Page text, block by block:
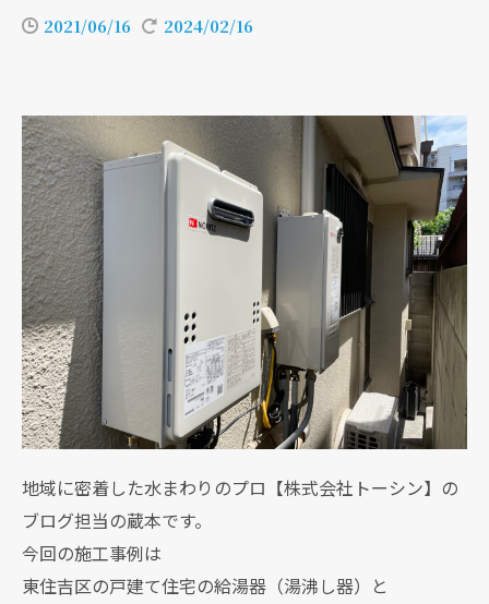
2021/06/16 2024/02/16
地域に密着した水まわりのプロ【株式会社トーシン】の
ブログ担当の蔵本です。
今回の施工事例は
東住吉区の戸建て住宅の給湯器（湯沸し器）と